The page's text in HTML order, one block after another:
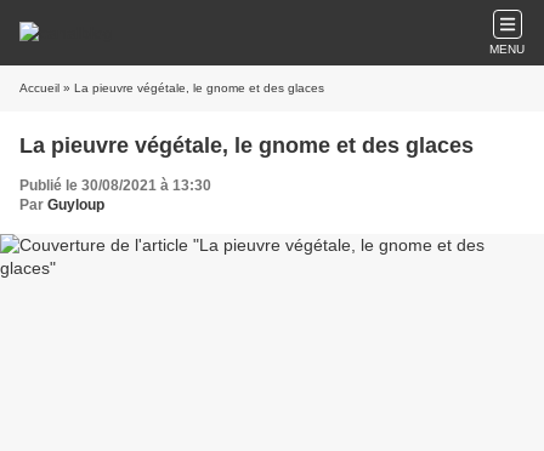
MENU
Accueil » La pieuvre végétale, le gnome et des glaces
La pieuvre végétale, le gnome et des glaces
Publié le 30/08/2021 à 13:30
Par Guyloup